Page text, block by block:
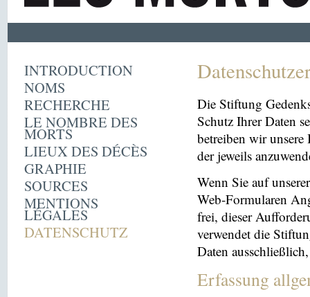
INTRODUCTION
NOMS
RECHERCHE
LE NOMBRE DES
MORTS
LIEUX DES DÉCÈS
GRAPHIE
SOURCES
MENTIONS
LÉGALES
DATENSCHUTZ
Die Stiftung
Schutz Ihrer Daten
betreiben wir
der jeweils
Wenn Sie auf
Web-Formularen
frei, dieser
verwendet die
Daten
Erfassung